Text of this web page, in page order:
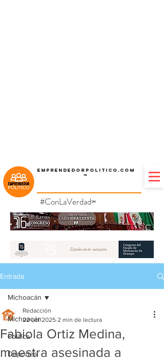
Emprendedorpolitico.com
™
#ConLaVerdad℠
Entrada
Michoacán
Política
Deportes
Michoacán
Fabiola Ortiz Medina,
maestra asesinada a
Redacción
22 oct 2025 2 min de lectura